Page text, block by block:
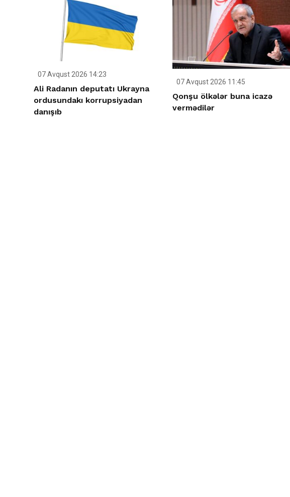
07 Avqust 2026 14:23
Ali Radanın deputatı Ukrayna
ordusundakı korrupsiyadan
danışıb
07 Avqust 2026 11:45
Qonşu ölkələr buna icazə
vermədilər